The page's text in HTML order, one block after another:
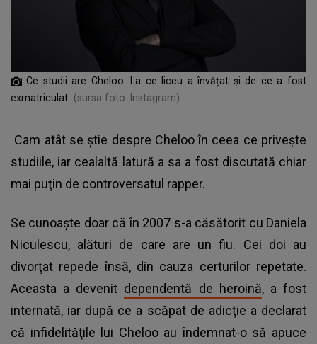
Ce studii are Cheloo. La ce liceu a învățat și de ce a fost
exmatriculat (sursa foto: Instagram)
Cam atât se ştie despre Cheloo în ceea ce priveşte
studiile, iar cealaltă latură a sa a fost discutată chiar
mai puţin de controversatul rapper.
Se cunoaşte doar că în 2007 s-a căsătorit cu Daniela
Niculescu, alături de care are un fiu. Cei doi au
divorţat repede însă, din cauza certurilor repetate.
Aceasta a devenit dependentă de heroină, a fost
internată, iar după ce a scăpat de adicţie a declarat
că infidelităţile lui Cheloo au îndemnat-o să apuce